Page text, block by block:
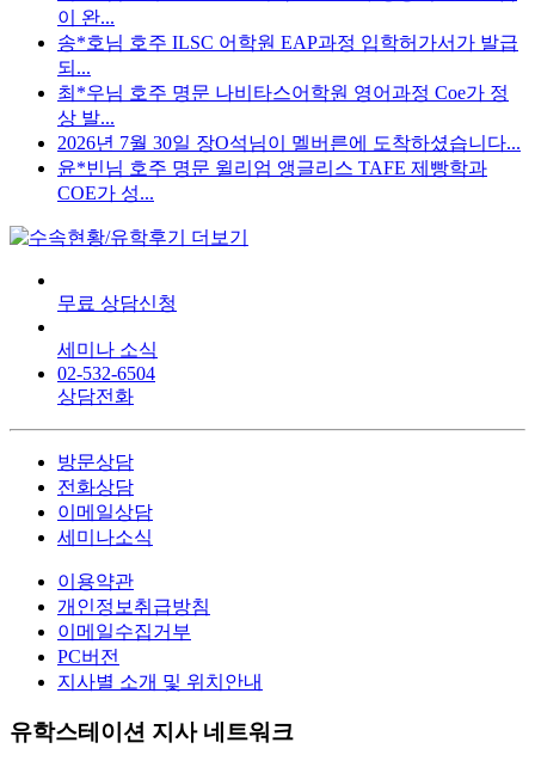
이 완...
송*호님 호주 ILSC 어학원 EAP과정 입학허가서가 발급
되...
최*우님 호주 명문 나비타스어학원 영어과정 Coe가 정
상 발...
2026년 7월 30일 장O석님이 멜버른에 도착하셨습니다...
윤*빈님 호주 명문 윌리엄 앵글리스 TAFE 제빵학과
COE가 성...
무료 상담신청
세미나 소식
02-532-6504
상담전화
방문상담
전화상담
이메일상담
세미나소식
이용약관
개인정보취급방침
이메일수집거부
PC버전
지사별 소개 및 위치안내
유학스테이션 지사 네트워크